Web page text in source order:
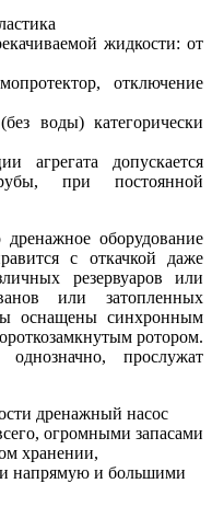
жидкости: от
отключение
воды) категорически
агрегата допускается
при постоянной
оборудование
с откачкой даже
резервуаров или
или затопленных
оснащены синхронным
ротором.
прослужат
дренажный насос
огромными запасами
хранении,
напрямую и большими